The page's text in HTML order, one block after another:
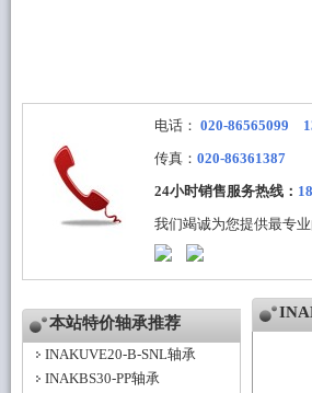
电话： 020-86565099
传真： 020-86361387
24小时销售服务热线：
我们竭诚为您提供最专业
本站特价轴承推荐
INAKUVE20-B-SNL轴承
INAKBS30-PP轴承